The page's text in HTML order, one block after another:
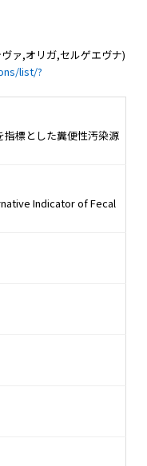
ァ,オリガ,セルゲエヴナ)
list/?
標とした糞便性汚染源
Indicator of Fecal